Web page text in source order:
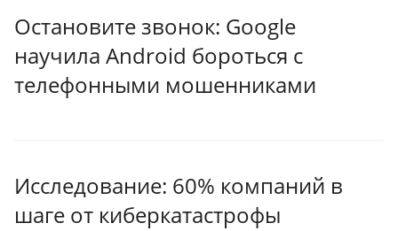
Остановите звонок: Google
научила Android бороться с
телефонными мошенниками
Исследование: 60% компаний в
шаге от киберкатастрофы